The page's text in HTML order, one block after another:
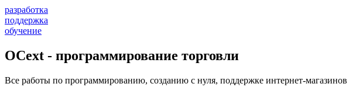
разработка
поддержка
обучение
OCext - программирование торговли
Все работы по программированию, созданию с нуля, поддержке интернет-магазинов